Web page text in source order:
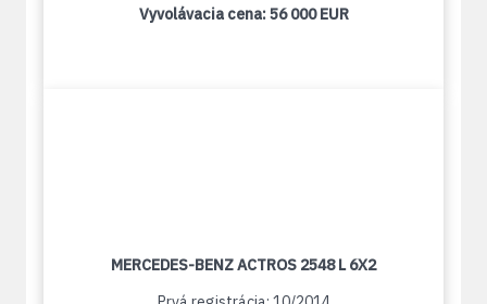
Vyvolávacia cena:56 000 EUR
MERCEDES-BENZ ACTROS 2548 L 6X2